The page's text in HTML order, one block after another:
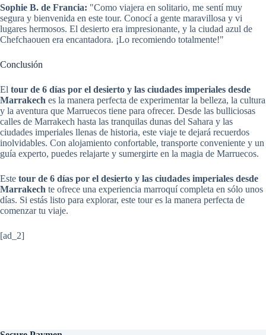
Sophie B. de Francia: "Como viajera en solitario, me sentí muy
segura y bienvenida en este tour. Conocí a gente maravillosa y vi
lugares hermosos. El desierto era impresionante, y la ciudad azul de
Chefchaouen era encantadora. ¡Lo recomiendo totalmente!"
Conclusión
El tour de 6 días por el desierto y las ciudades imperiales desde
Marrakech es la manera perfecta de experimentar la belleza, la cultura
y la aventura que Marruecos tiene para ofrecer. Desde las bulliciosas
calles de Marrakech hasta las tranquilas dunas del Sahara y las
ciudades imperiales llenas de historia, este viaje te dejará recuerdos
inolvidables. Con alojamiento confortable, transporte conveniente y un
guía experto, puedes relajarte y sumergirte en la magia de Marruecos.
Este tour de 6 días por el desierto y las ciudades imperiales desde
Marrakech te ofrece una experiencia marroquí completa en sólo unos
días. Si estás listo para explorar, este tour es la manera perfecta de
comenzar tu viaje.
[ad_2]